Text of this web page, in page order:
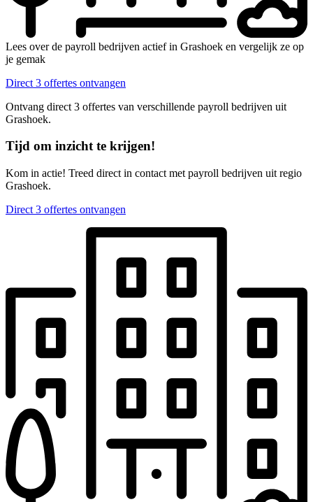
Lees over de payroll bedrijven actief in Grashoek en vergelijk ze op
je gemak
Direct 3 offertes ontvangen
Ontvang direct 3 offertes van verschillende payroll bedrijven uit
Grashoek.
Tijd om inzicht te krijgen!
Kom in actie! Treed direct in contact met payroll bedrijven uit regio
Grashoek.
Direct 3 offertes ontvangen